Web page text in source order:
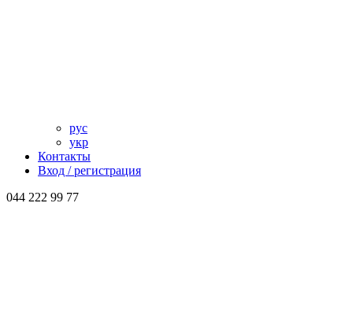
рус
укр
Контакты
Вход / регистрация
044 222 99 77